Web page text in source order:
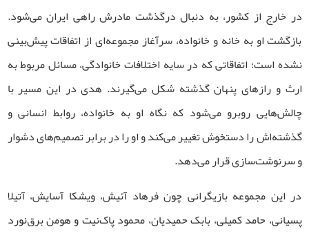
در خارج از کشور، به دنبال درگذشت مادرش راهی ایران می‌شود.
بازگشت او به خانه و خانواده، سرآغاز مجموعه‌ای از اتفاقات پیش‌بینی‌
نشده است؛ اتفاقاتی که در سایه اختلافات خانوادگی، مسائل مربوط به
ارث و رازهای پنهان گذشته شکل می‌گیرند. هدی در این مسیر با
چالش‌هایی روبرو می‌شود که نگاه او به خانواده، روابط انسانی و
گذشته‌اش را دستخوش تغییر می‌کند و او را در برابر تصمیم‌های دشوار
و سرنوشت‌سازی قرار می‌دهد.
در این مجموعه بازیگرانی چون فرهاد آئیش، ویشکا آسایش، آتیلا
پسیانی، حامد کمیلی، بابک حمیدیان، محمود پاک‌نیت و هومن برق‌نورد